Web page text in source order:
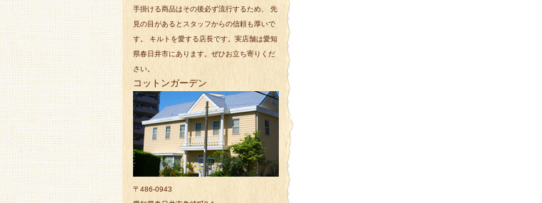
手掛ける商品はその後必ず流行するため、 先
見の目があるとスタッフからの信頼も厚いで
す。 キルトを愛する店長です。実店舗は愛知
県春日井市にあります。ぜひお立ち寄りくだ
さい。
コットンガーデン
〒486-0943